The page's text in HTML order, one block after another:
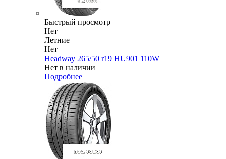
Быстрый просмотр
Нет
Летние
Нет
Headway 265/50 r19 HU901 110W
Нет в наличии
Подробнее